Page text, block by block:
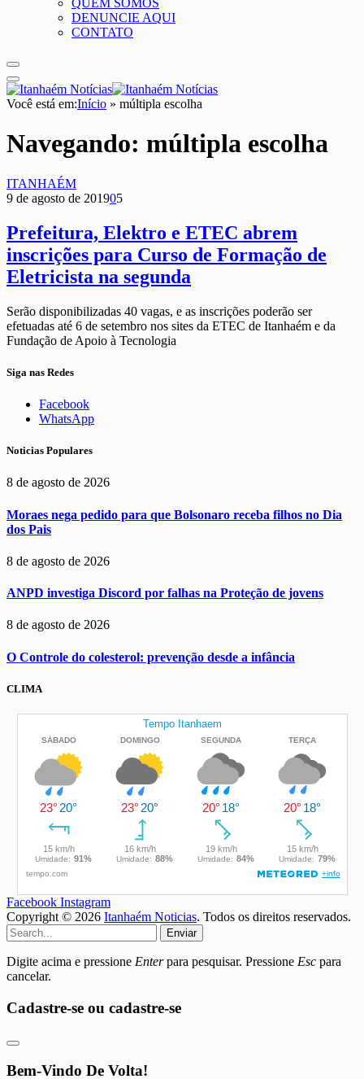
QUEM SOMOS
DENUNCIE AQUI
CONTATO
Você está em:Início » múltipla escolha
Navegando: múltipla escolha
ITANHAÉM
9 de agosto de 201905
Prefeitura, Elektro e ETEC abrem
inscrições para Curso de Formação de
Eletricista na segunda
Serão disponibilizadas 40 vagas, e as inscrições poderão ser
efetuadas até 6 de setembro nos sites da ETEC de Itanhaém e da
Fundação de Apoio à Tecnologia
Siga nas Redes
Facebook
WhatsApp
Noticias Populares
8 de agosto de 2026
Moraes nega pedido para que Bolsonaro receba filhos no Dia
dos Pais
8 de agosto de 2026
ANPD investiga Discord por falhas na Proteção de jovens
8 de agosto de 2026
O Controle do colesterol: prevenção desde a infância
CLIMA
Facebook Instagram
Copyright © 2026 Itanhaém Noticias. Todos os direitos reservados.
Enviar
Digite acima e pressione Enterpara pesquisar. Pressione Esc para
cancelar.
Cadastre-se ou cadastre-se
Bem-Vindo De Volta!